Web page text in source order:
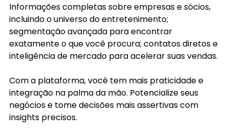
Informações completas sobre empresas e sócios,
incluindo o universo do entretenimento;
segmentação avançada para encontrar
exatamente o que você procura; contatos diretos e
inteligência de mercado para acelerar suas vendas.
Com a plataforma, você tem mais praticidade e
integração na palma da mão. Potencialize seus
negócios e tome decisões mais assertivas com
insights precisos.